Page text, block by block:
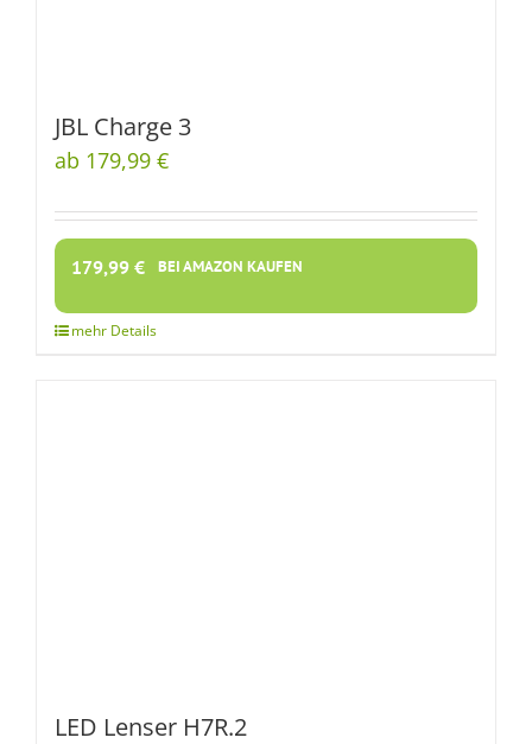
JBL Charge 3
ab 179,99 €
179,99 € BEI AMAZON KAUFEN
LED Lenser H7R.2